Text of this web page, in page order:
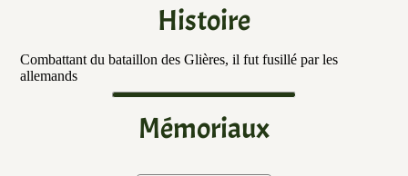
Histoire
Combattant du bataillon des Glières, il fut fusillé par les
allemands
Mémoriaux